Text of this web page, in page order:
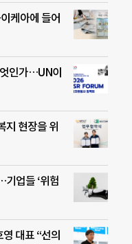
케아에 들어
인가…UN이
지 현장을 위
업들 ‘위험
대표 “선의